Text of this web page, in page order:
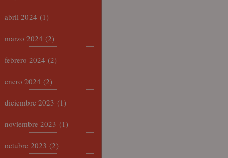
abril 2024 (1)
marzo 2024 (2)
febrero 2024 (2)
enero 2024 (2)
diciembre 2023 (1)
noviembre 2023 (1)
octubre 2023 (2)